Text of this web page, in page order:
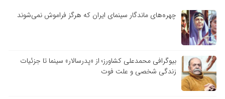
چهره‌های ماندگار سینمای ایران که هرگز فراموش نمی‌شوند
بیوگرافی محمدعلی کشاورز؛ از «پدرسالار» سینما تا جزئیات
زندگی شخصی و علت فوت